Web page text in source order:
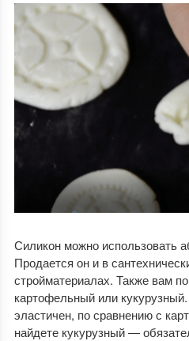
Силикон можно использовать
Продается он и в
стройматериалах. Также вам
картофельный или
эластичен, по сравнению с
найдете кукурузный —